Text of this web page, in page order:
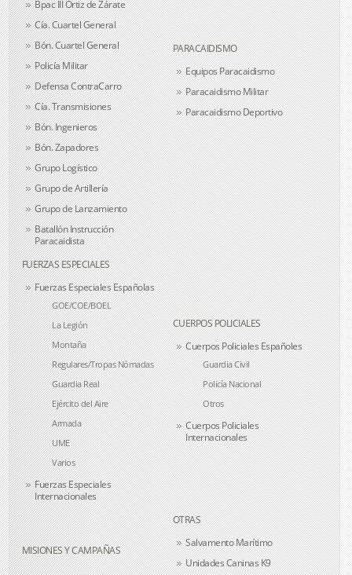
Bpac III Ortiz de Zárate
Cía. Cuartel General
Bón. Cuartel General
Policía Militar
Defensa ContraCarro
Cía. Transmisiones
Bón. Ingenieros
Bón. Zapadores
Grupo Logístico
Grupo de Artillería
Grupo de Lanzamiento
Batallón Instrucción
Paracaidista
PARACAIDISMO
Equipos Paracaidismo
Paracaidismo Militar
Paracaidismo Deportivo
FUERZAS ESPECIALES
Fuerzas Especiales Españolas
GOE/COE/BOEL
La Legión
Montaña
Regulares/Tropas Nómadas
Guardia Real
Ejército del Aire
Armada
UME
Varios
Fuerzas Especiales
Internacionales
CUERPOS POLICIALES
Cuerpos Policiales Españoles
Guardia Civil
Policía Nacional
Otros
Cuerpos Policiales
Internacionales
MISIONES Y CAMPAÑAS
OTRAS
Salvamento Marítimo
Unidades Caninas K9